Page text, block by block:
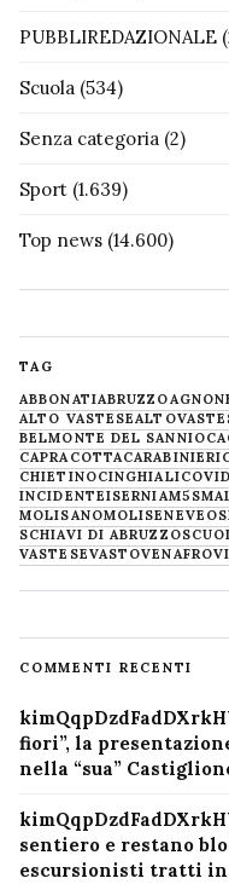
PUBBLIREDAZIONALE
Scuola (534)
Senza categoria (2)
Sport (1.639)
Top news (14.600)
TAG
ABBONATIABRUZZO
ALTO VASTESE
BELMONTE DEL SANNIO
CAPRACOTTACARABINIERI
CHIETINOCINGHIALI
INCIDENTEISERNIAM5S
MOLISANOMOLISENEVE
SCHIAVI DI ABRUZZO
VASTESEVASTOVENAFRO
COMMENTI RECENTI
fiori”, la
nella “sua”
sentiero e restano
escursionisti tratti in